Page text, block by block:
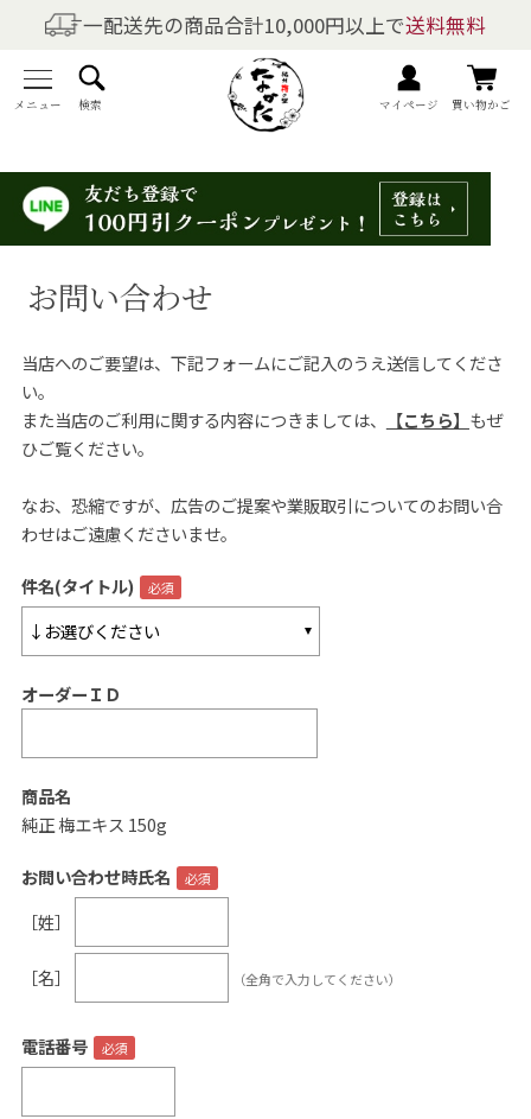
一配送先の商品合計10,000円以上で送料無料
メニュー 検索 マイページ 買い物かご
商品を探す
全商品一覧
梅干しの商品一覧
梅酒の商品一覧
梅製品・その他の商品一覧
メニュー
トップページ
マイページ
初めての方へ ご利用ガイド
ギフトサービス
0120-12-2486
【営業時間】8:30～17:30
休業日：日曜・祝日／土曜は不定休
お問い合わせフォームはこちら
お問い合わせ
当店へのご要望は、下記フォームにご記入のうえ送信してくださ
い。
また当店のご利用に関する内容につきましては、
【こちら】 もぜ
ひご覧ください。
なお、恐縮ですが、広告のご提案や業販取引についてのお問い合
わせはご遠慮くださいませ。
件名(タイトル)
オーダーＩＤ
商品名
純正 梅エキス 150g
お問い合わせ時氏名
［姓］
［名］ （全角で入力してください）
電話番号